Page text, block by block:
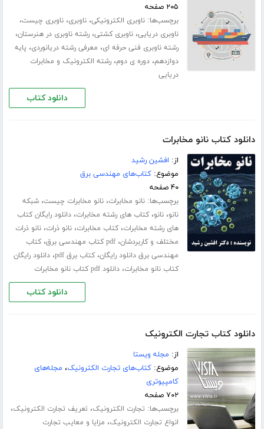
۲۰۵ صفحه
برچسب‌ها:ناوبری الکترونیکی،ناوبری،ناوبری چیست،
ناوبری دریایی،ناوبری کشتی،رشته ناوبری در هنرستان،
رشته ناوبری فنی حرفه ای، معرفی رشته دریانوردی، پایه
دوازدهم،دوره ی دوم،رشته الکترونیک و مخابرات
دریایی
دانلود کتاب
دانلود کتاب نانو مخابرات
از: افشین رشید
موضوع:کتاب‌های مهندسی برق
۴۰ صفحه
برچسب‌ها:نانو مخابرات،نانو مخابرات چیست،شبکه
نانو،نانو،کتاب های رشته مخابرات،دانلود رایگان کتاب
های رشته مخابرات،کتاب مخابرات،نانو ذرات،نانو ذرات
مختلف و کاربردشان،pdf کتاب مهندسی برق ،کتاب
مهندسی برق دانلود رایگان،کتاب برق pdf ،دانلود رایگان
کتاب نانو مخابرات،دانلود pdf کتاب نانو مخابرات
دانلود کتاب
دانلود کتاب تجارت الکترونیک
از: مجله ویستا
موضوع:کتاب‌های تجارت الکترونیک، مجله‌های
کامپیوتری
۷۰۲ صفحه
برچسب‌ها: تجارت الکترونیک، تعریف تجارت الکترونیک،
انواع تجارت الکترونیک، مزایا و معایب تجارت